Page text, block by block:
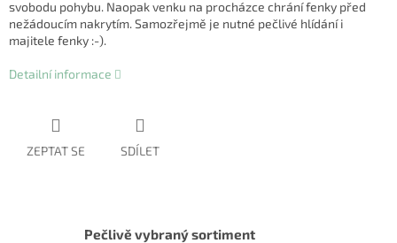
svobodu pohybu. Naopak venku na procházce chrání fenky před
nežádoucím nakrytím. Samozřejmě je nutné pečlivé hlídání i
majitele fenky :-).
Detailní informace
ZEPTAT SE SDÍLET
Pečlivě vybraný sortiment